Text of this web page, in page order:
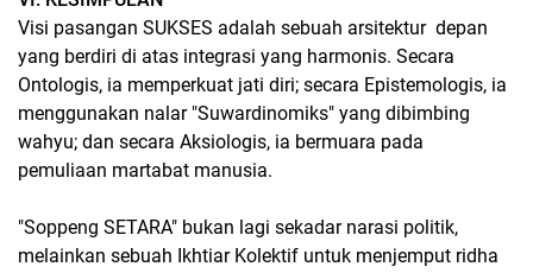
Visi pasangan SUKSES adalah sebuah arsitektur depan
yang berdiri di atas integrasi yang harmonis. Secara
Ontologis, ia memperkuat jati diri; secara Epistemologis, ia
menggunakan nalar "Suwardinomiks" yang dibimbing
wahyu; dan secara Aksiologis, ia bermuara pada
pemuliaan martabat manusia.
"Soppeng SETARA" bukan lagi sekadar narasi politik,
melainkan sebuah Ikhtiar Kolektif untuk menjemput ridha